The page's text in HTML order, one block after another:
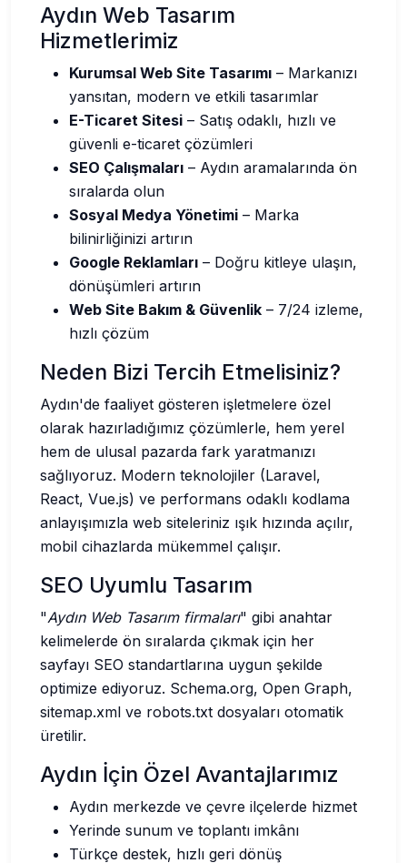
Aydın Web Tasarım
Hizmetlerimiz
Kurumsal Web Site Tasarımı – Markanızı
yansıtan, modern ve etkili tasarımlar
E-Ticaret Sitesi – Satış odaklı, hızlı ve
güvenli e-ticaret çözümleri
SEO Çalışmaları – Aydın aramalarında ön
sıralarda olun
Sosyal Medya Yönetimi – Marka
bilinirliğinizi artırın
Google Reklamları – Doğru kitleye ulaşın,
dönüşümleri artırın
Web Site Bakım & Güvenlik – 7/24 izleme,
hızlı çözüm
Neden Bizi Tercih Etmelisiniz?
Aydın'de faaliyet gösteren işletmelere özel
olarak hazırladığımız çözümlerle, hem yerel
hem de ulusal pazarda fark yaratmanızı
sağlıyoruz. Modern teknolojiler (Laravel,
React, Vue.js) ve performans odaklı kodlama
anlayışımızla web siteleriniz ışık hızında açılır,
mobil cihazlarda mükemmel çalışır.
SEO Uyumlu Tasarım
"Aydın Web Tasarım firmaları" gibi anahtar
kelimelerde ön sıralarda çıkmak için her
sayfayı SEO standartlarına uygun şekilde
optimize ediyoruz. Schema.org, Open Graph,
sitemap.xml ve robots.txt dosyaları otomatik
üretilir.
Aydın İçin Özel Avantajlarımız
Aydın merkezde ve çevre ilçelerde hizmet
Yerinde sunum ve toplantı imkânı
Türkçe destek, hızlı geri dönüş